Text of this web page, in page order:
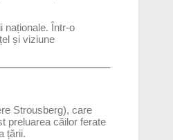
naționale. Într-o
și viziune
Strousberg), care
preluarea căilor ferate
țării.